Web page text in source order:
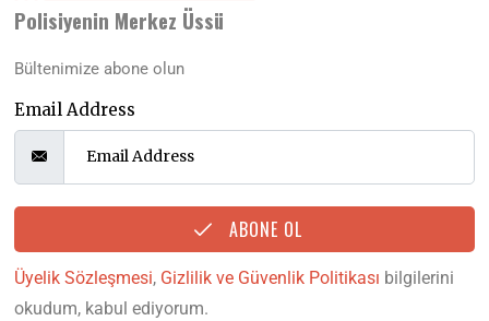
Polisiyenin Merkez Üssü
Bültenimize abone olun
Email Address
ABONE OL
Üyelik Sözleşmesi, Gizlilik ve Güvenlik Politikası bilgilerini
okudum, kabul ediyorum.